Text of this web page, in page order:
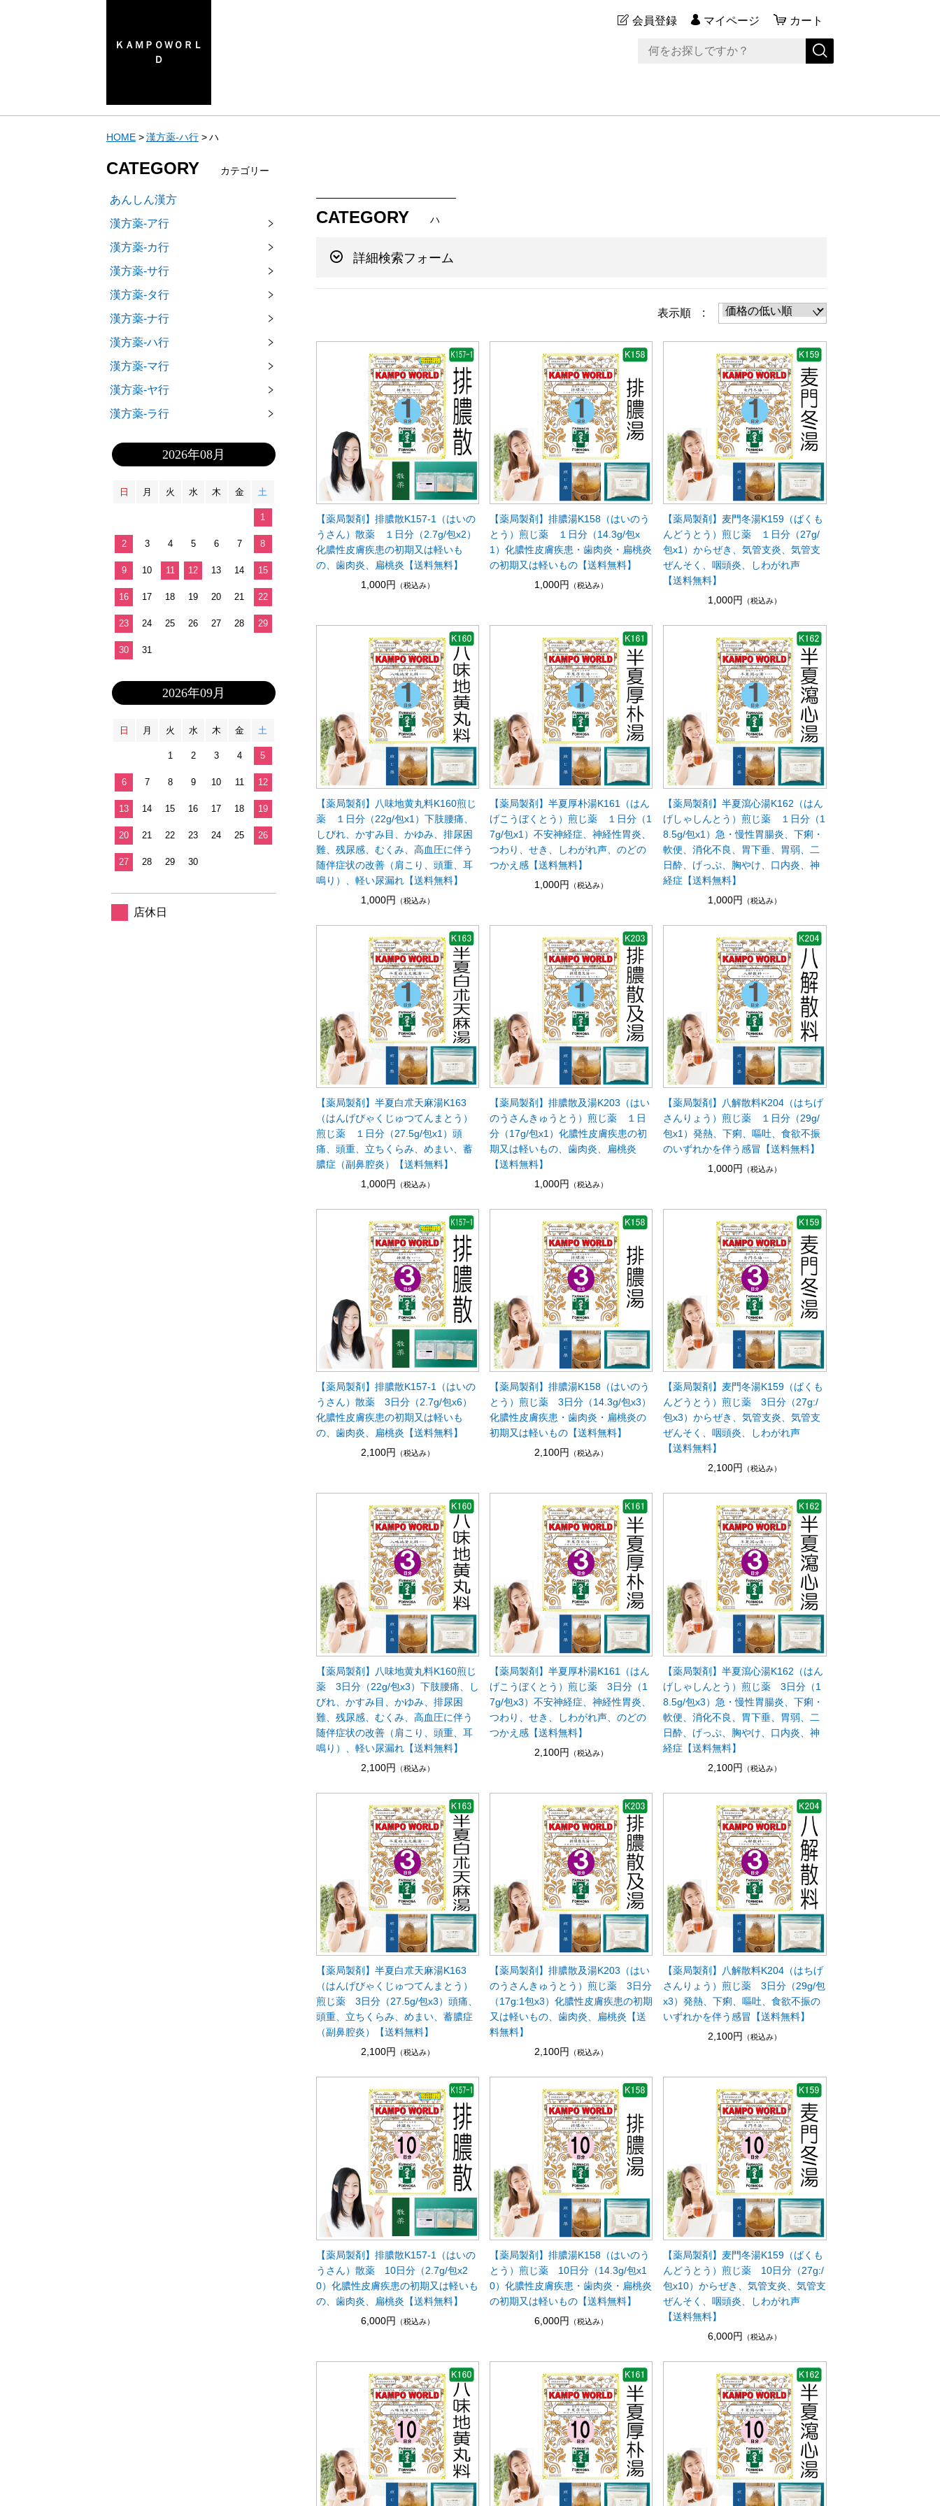
ＫＡＭＰＯＷＯＲＬ
Ｄ
会員登録 マイページ カート
HOME 漢方薬-ハ行 ハ
CATEGORY ハ
詳細検索フォーム
表示順 :
【薬局製剤】排膿散K157-1（はいの
うさん）散薬 １日分（2.7g/包x2）
化膿性皮膚疾患の初期又は軽いも
の、歯肉炎、扁桃炎【送料無料】
1,000円
（税込み）
【薬局製剤】排膿湯K158（はいのう
とう）煎じ薬 １日分（14.3g/包x
1）化膿性皮膚疾患・歯肉炎・扁桃炎
の初期又は軽いもの【送料無料】
1,000円
（税込み）
【薬局製剤】麦門冬湯K159（ばくも
んどうとう）煎じ薬 １日分（27g/
包x1）からぜき、気管支炎、気管支
ぜんそく、咽頭炎、しわがれ声
【送料無料】
1,000円
（税込み）
【薬局製剤】八味地黄丸料K160煎じ
薬 １日分（22g/包x1）下肢腰痛、
しびれ、かすみ目、かゆみ、排尿困
難、残尿感、むくみ、高血圧に伴う
随伴症状の改善（肩こり、頭重、耳
鳴り）、軽い尿漏れ【送料無料】
1,000円
（税込み）
【薬局製剤】半夏厚朴湯K161（はん
げこうぼくとう）煎じ薬 １日分（1
7g/包x1）不安神経症、神経性胃炎、
つわり、せき、しわがれ声、のどの
つかえ感【送料無料】
1,000円
（税込み）
【薬局製剤】半夏瀉心湯K162（はん
げしゃしんとう）煎じ薬 １日分（1
8.5g/包x1）急・慢性胃腸炎、下痢・
軟便、消化不良、胃下垂、胃弱、二
日酔、げっぷ、胸やけ、口内炎、神
経症【送料無料】
1,000円
（税込み）
【薬局製剤】半夏白朮天麻湯K163
（はんげびゃくじゅつてんまとう）
煎じ薬 １日分（27.5g/包x1）頭
痛、頭重、立ちくらみ、めまい、蓄
膿症（副鼻腔炎）【送料無料】
1,000円
（税込み）
【薬局製剤】排膿散及湯K203（はい
のうさんきゅうとう）煎じ薬 １日
分（17g/包x1）化膿性皮膚疾患の初
期又は軽いもの、歯肉炎、扁桃炎
【送料無料】
1,000円
（税込み）
【薬局製剤】八解散料K204（はちげ
さんりょう）煎じ薬 １日分（29g/
包x1）発熱、下痢、嘔吐、食欲不振
のいずれかを伴う感冒【送料無料】
1,000円
（税込み）
【薬局製剤】排膿散K157-1（はいの
うさん）散薬 3日分（2.7g/包x6）
化膿性皮膚疾患の初期又は軽いも
の、歯肉炎、扁桃炎【送料無料】
2,100円
（税込み）
【薬局製剤】排膿湯K158（はいのう
とう）煎じ薬 3日分（14.3g/包x3）
化膿性皮膚疾患・歯肉炎・扁桃炎の
初期又は軽いもの【送料無料】
2,100円
（税込み）
【薬局製剤】麦門冬湯K159（ばくも
んどうとう）煎じ薬 3日分（27g:/
包x3）からぜき、気管支炎、気管支
ぜんそく、咽頭炎、しわがれ声
【送料無料】
2,100円
（税込み）
【薬局製剤】八味地黄丸料K160煎じ
薬 3日分（22g/包x3）下肢腰痛、し
びれ、かすみ目、かゆみ、排尿困
難、残尿感、むくみ、高血圧に伴う
随伴症状の改善（肩こり、頭重、耳
鳴り）、軽い尿漏れ【送料無料】
2,100円
（税込み）
【薬局製剤】半夏厚朴湯K161（はん
げこうぼくとう）煎じ薬 3日分（1
7g/包x3）不安神経症、神経性胃炎、
つわり、せき、しわがれ声、のどの
つかえ感【送料無料】
2,100円
（税込み）
【薬局製剤】半夏瀉心湯K162（はん
げしゃしんとう）煎じ薬 3日分（1
8.5g/包x3）急・慢性胃腸炎、下痢・
軟便、消化不良、胃下垂、胃弱、二
日酔、げっぷ、胸やけ、口内炎、神
経症【送料無料】
2,100円
（税込み）
【薬局製剤】半夏白朮天麻湯K163
（はんげびゃくじゅつてんまとう）
煎じ薬 3日分（27.5g/包x3）頭痛、
頭重、立ちくらみ、めまい、蓄膿症
（副鼻腔炎）【送料無料】
2,100円
（税込み）
【薬局製剤】排膿散及湯K203（はい
のうさんきゅうとう）煎じ薬 3日分
（17g:1包x3）化膿性皮膚疾患の初期
又は軽いもの、歯肉炎、扁桃炎【送
料無料】
2,100円
（税込み）
【薬局製剤】八解散料K204（はちげ
さんりょう）煎じ薬 3日分（29g/包
x3）発熱、下痢、嘔吐、食欲不振の
いずれかを伴う感冒【送料無料】
2,100円
（税込み）
【薬局製剤】排膿散K157-1（はいの
うさん）散薬 10日分（2.7g/包x2
0）化膿性皮膚疾患の初期又は軽いも
の、歯肉炎、扁桃炎【送料無料】
6,000円 （税込み）
【薬局製剤】排膿湯K158（はいのう
とう）煎じ薬 10日分（14.3g/包x1
0）化膿性皮膚疾患・歯肉炎・扁桃炎
の初期又は軽いもの【送料無料】
6,000円
（税込み）
【薬局製剤】麦門冬湯K159（ばくも
んどうとう）煎じ薬 10日分（27g:/
包x10）からぜき、気管支炎、気管支
ぜんそく、咽頭炎、しわがれ声
【送料無料】
6,000円
（税込み）
CATEGORY カテゴリー
あんしん漢方
漢方薬-ア行
漢方薬-カ行
漢方薬-サ行
漢方薬-タ行
漢方薬-ナ行
漢方薬-ハ行
漢方薬-マ行
漢方薬-ヤ行
漢方薬-ラ行
2026年08月
日 月 火 水 木 金 土
1
2 3 4 5 6 7 8
9 10 11 12 13 14 15
16 17 18 19 20 21 22
23 24 25 26 27 28 29
30 31
2026年09月
日 月 火 水 木 金 土
1 2 3 4 5
6 7 8 9 10 11 12
13 14 15 16 17 18 19
20 21 22 23 24 25 26
27 28 29 30
店休日